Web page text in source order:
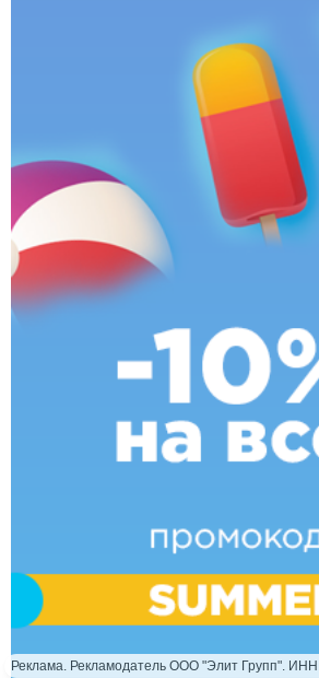
Реклама. Рекламодатель ООО "Элит Групп".